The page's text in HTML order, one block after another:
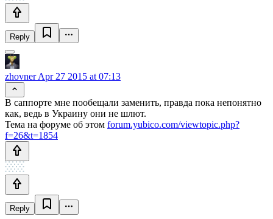
Reply
zhovnerApr 27 2015 at 07:13
В саппорте мне пообещали заменить, правда пока непонятно
как, ведь в Украину они не шлют.
Тема на форуме об этом forum.yubico.com/viewtopic.php?
f=26&t=1854
Reply